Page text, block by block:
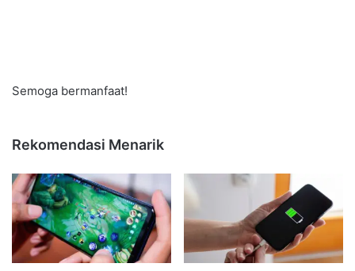
Semoga bermanfaat!
Rekomendasi Menarik